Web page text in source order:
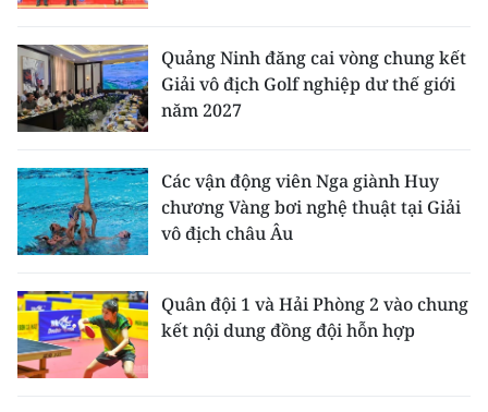
Quảng Ninh đăng cai vòng chung kết
Giải vô địch Golf nghiệp dư thế giới
năm 2027
Các vận động viên Nga giành Huy
chương Vàng bơi nghệ thuật tại Giải
vô địch châu Âu
Quân đội 1 và Hải Phòng 2 vào chung
kết nội dung đồng đội hỗn hợp